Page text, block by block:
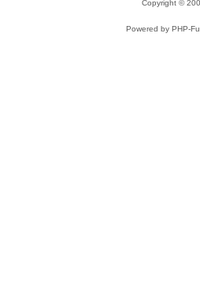
Copyright ©
Powered by PHP-